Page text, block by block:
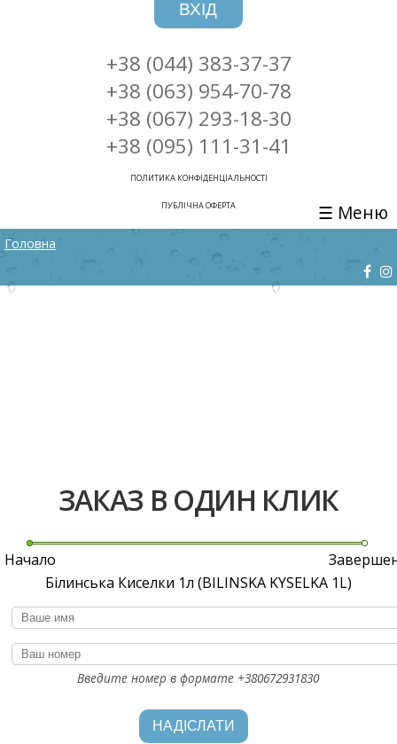
ВХІД
+38 (044) 383-37-37
+38 (063) 954-70-78
+38 (067) 293-18-30
+38 (095) 111-31-41
ПОЛИТИКА КОНФІДЕНЦІАЛЬНОСТІ
ПУБЛІЧНА ОФЕРТА ☰ Меню
Головна
ЗАКАЗ В ОДИН КЛИК
Начало
Білинська Киселки 1л (BILINSKA KYSELKA 1L)
Ваше имя
Ваш номер
Введите номер в формате +380672931830
НАДІСЛАТИ